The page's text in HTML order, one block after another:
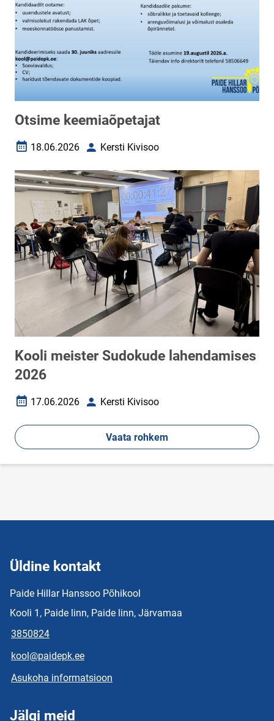
Otsime keemiaõpetajat
Loomise kuupäev
18.06.2026 AutorKersti Kivisoo
Kooli meister Sudokude lahendamises
2026
Loomise kuupäev
17.06.2026 AutorKersti Kivisoo
Vaata rohkem
Üldine kontakt
Paide Hillar Hanssoo Põhikool
Kooli 1, Paide linn, Paide linn, Järvamaa
3850824
kool@paidepk.ee
Asukoha informatsioon
Jälgi meid